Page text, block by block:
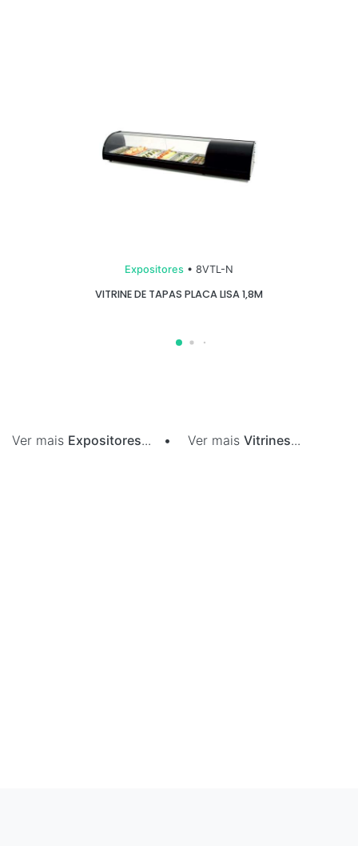
Expositores • 8VTL-N
VITRINE DE TAPAS PLACA LISA 1,8M
Ver mais Expositores... • Ver mais Vitrines...